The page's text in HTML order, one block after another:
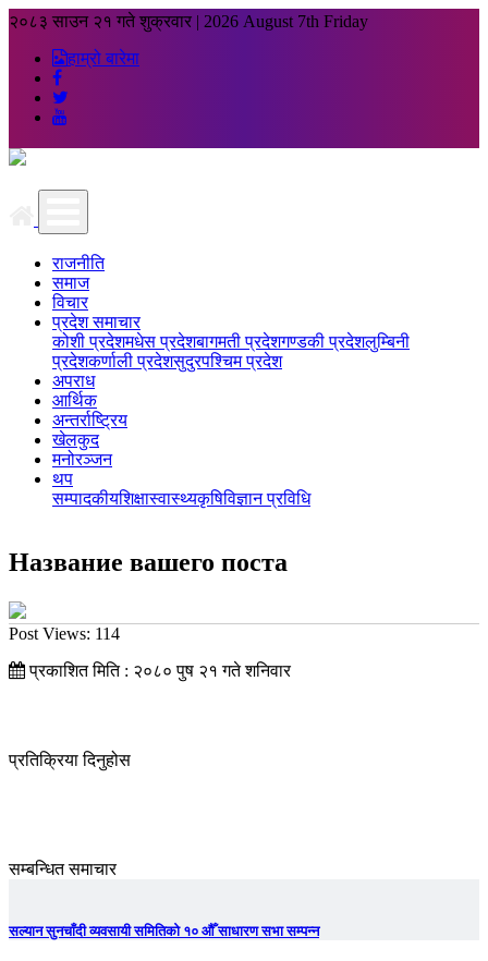
२०८३ साउन २१ गते शुक्रवार | 2026 August 7th Friday
हाम्रो बारेमा
राजनीति
समाज
विचार
प्रदेश समाचार
कोशी प्रदेशमधेस प्रदेशबागमती प्रदेशगण्डकी प्रदेशलुम्बिनी
प्रदेशकर्णाली प्रदेशसुदुरपश्चिम प्रदेश
अपराध
आर्थिक
अन्तर्राष्ट्रिय
खेलकुद
मनोरञ्जन
थप
सम्पादकीयशिक्षास्वास्थ्यकृषिविज्ञान प्रविधि
Название вашего поста
Post Views: 114
प्रकाशित मिति : २०८० पुष २१ गते शनिवार
प्रतिक्रिया दिनुहोस
सम्बन्धित समाचार
सल्यान सुनचाँदी व्यवसायी समितिको १० औँ साधारण सभा सम्पन्न